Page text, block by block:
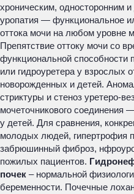
хроническим, односторонним
уропатия — функциональное
оттока мочи на любом уровне
Препятствие оттоку мочи со
функциональной способности
или гидроуретера у взрослых
новорожденных и детей.
стриктуры и стеноз уретеро-
мочеточникового соединения
у детей. Для сравнения,
молодых людей, гипертрофия
забрюшинный фиброз,
пожилых пациентов.
почек – нормальной
беременности. Почечные